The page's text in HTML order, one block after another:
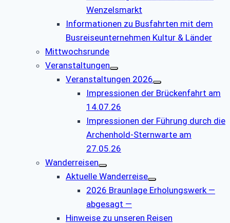
Wenzelsmarkt
Informationen zu Busfahrten mit dem
Busreiseunternehmen Kultur & Länder
Mittwochsrunde
Veranstaltungen
Veranstaltungen 2026
Impressionen der Brückenfahrt am
14.07.26
Impressionen der Führung durch die
Archenhold-Sternwarte am
27.05.26
Wanderreisen
Aktuelle Wanderreise
2026 Braunlage Erholungswerk —
abgesagt —
Hinweise zu unseren Reisen